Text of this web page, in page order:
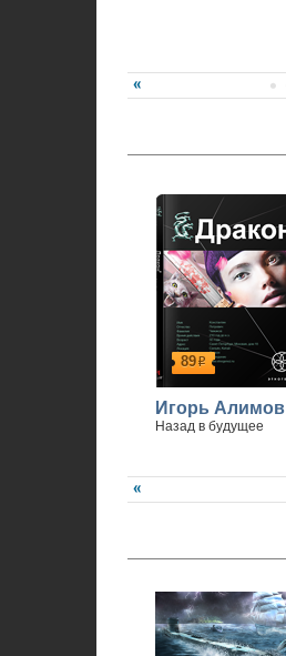
89р
Игорь Алимов
Назад в будущее